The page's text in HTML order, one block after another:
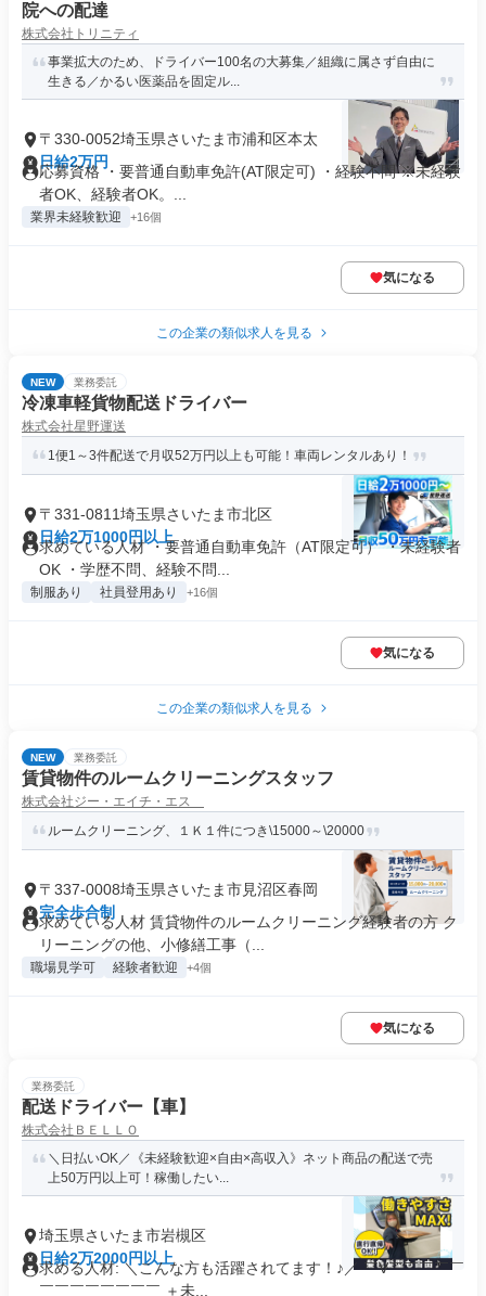
院への配達
株式会社トリニティ
事業拡大のため、ドライバー100名の大募集／組織に属さず自由に
生きる／かるい医薬品を固定ル...
〒330-0052埼玉県さいたま市浦和区本太
日給2万円
応募資格 ・要普通自動車免許(AT限定可) ・経験不問 ※未経験
者OK、経験者OK。...
業界未経験歓迎 +16個
気になる
この企業の類似求人を見る
NEW 業務委託
冷凍車軽貨物配送ドライバー
株式会社星野運送
1便1～3件配送で月収52万円以上も可能！車両レンタルあり！
〒331-0811埼玉県さいたま市北区
日給2万1000円以上
求めている人材 ・要普通自動車免許（AT限定可） ・未経験者
OK ・学歴不問、経験不問...
制服あり 社員登用あり +16個
気になる
この企業の類似求人を見る
NEW 業務委託
賃貸物件のルームクリーニングスタッフ
株式会社ジー・エイチ・エス
ルームクリーニング、１Ｋ１件につき\15000～\20000
〒337-0008埼玉県さいたま市見沼区春岡
完全歩合制
求めている人材 賃貸物件のルームクリーニング経験者の方 ク
リーニングの他、小修繕工事（...
職場見学可 経験者歓迎 +4個
気になる
業務委託
配送ドライバー【車】
株式会社ＢＥＬＬＯ
＼日払いOK／《未経験歓迎×自由×高収入》ネット商品の配送で売
上50万円以上可！稼働したい...
埼玉県さいたま市岩槻区
日給2万2000円以上
求める人材: ＼こんな方も活躍されてます！♪／ ￣V￣￣￣￣￣
￣￣￣￣￣￣￣￣ ＋未...